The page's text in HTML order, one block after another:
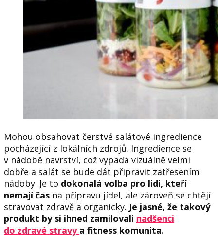
Mohou obsahovat čerstvé salátové ingredience
pocházející z lokálních zdrojů. Ingredience se
v nádobě navrství, což vypadá vizuálně velmi
dobře a salát se bude dát připravit zatřesením
nádoby. Je to dokonalá volba pro lidi, kteří
nemají čas na přípravu jídel, ale zároveň se chtějí
stravovat zdravě a organicky. Je jasné, že takový
produkt by si ihned zamilovali nadšenci
do zdravé stravy a fitness komunita.